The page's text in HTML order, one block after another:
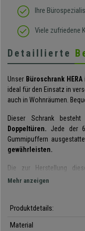
Ihre
Viele zufriedene
Detaillierte
Unser Büroschrank HERA
ideal für den Einsatz in
auch in Wohnräumen.
Dieser Schrank
Doppeltüren. Jede der
Gummipuffern
gewährleisten.
Die zur Herstellung
hochwertig. Die Struktur
und robustes
unterschiedlicher
Mehr anzeigen
Produktdetails:
Material